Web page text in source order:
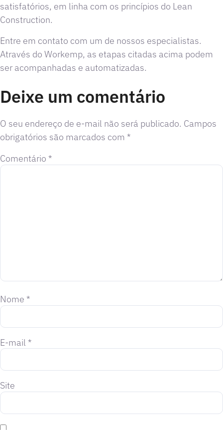
satisfatórios, em linha com os princípios do Lean
Construction.
Entre em contato com um de nossos especialistas.
Através do Workemp, as etapas citadas acima podem
ser acompanhadas e automatizadas.
Deixe um comentário
O seu endereço de e-mail não será publicado. Campos
obrigatórios são marcados com *
Comentário *
Nome *
E-mail *
Site